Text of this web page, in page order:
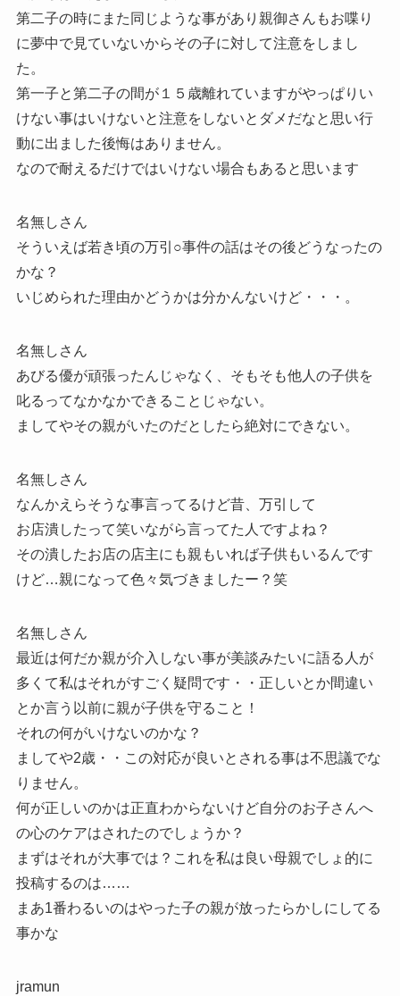
第二子の時にまた同じような事があり親御さんもお喋り
に夢中で見ていないからその子に対して注意をしまし
た。
第一子と第二子の間が１５歳離れていますがやっぱりい
けない事はいけないと注意をしないとダメだなと思い行
動に出ました後悔はありません。
なので耐えるだけではいけない場合もあると思います
名無しさん
そういえば若き頃の万引○事件の話はその後どうなったの
かな？
いじめられた理由かどうかは分かんないけど・・・。
名無しさん
あびる優が頑張ったんじゃなく、そもそも他人の子供を
叱るってなかなかできることじゃない。
ましてやその親がいたのだとしたら絶対にできない。
名無しさん
なんかえらそうな事言ってるけど昔、万引して
お店潰したって笑いながら言ってた人ですよね？
その潰したお店の店主にも親もいれば子供もいるんです
けど…親になって色々気づきましたー？笑
名無しさん
最近は何だか親が介入しない事が美談みたいに語る人が
多くて私はそれがすごく疑問です・・正しいとか間違い
とか言う以前に親が子供を守ること！
それの何がいけないのかな？
ましてや2歳・・この対応が良いとされる事は不思議でな
りません。
何が正しいのかは正直わからないけど自分のお子さんへ
の心のケアはされたのでしょうか？
まずはそれが大事では？これを私は良い母親でしょ的に
投稿するのは……
まあ1番わるいのはやった子の親が放ったらかしにしてる
事かな
jramun